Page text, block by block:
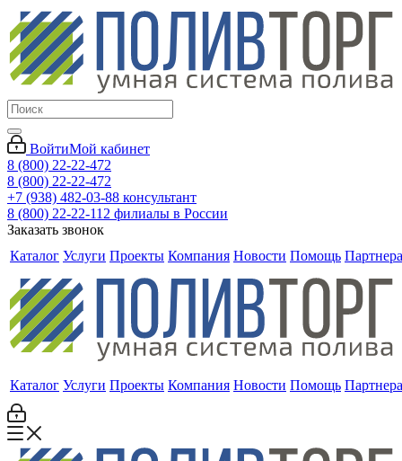
ВойтиМой кабинет
8 (800) 22-22-472
8 (800) 22-22-472
+7 (938) 482-03-88 консультант
8 (800) 22-22-112 филиалы в России
Заказать звонок
Каталог Услуги Проекты Компания Новости Помощь
Каталог Услуги Проекты Компания Новости Помощь